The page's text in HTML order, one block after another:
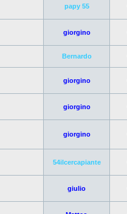
papy 55
giorgino
Bernardo
giorgino
giorgino
giorgino
54ilcercapiante
giulio